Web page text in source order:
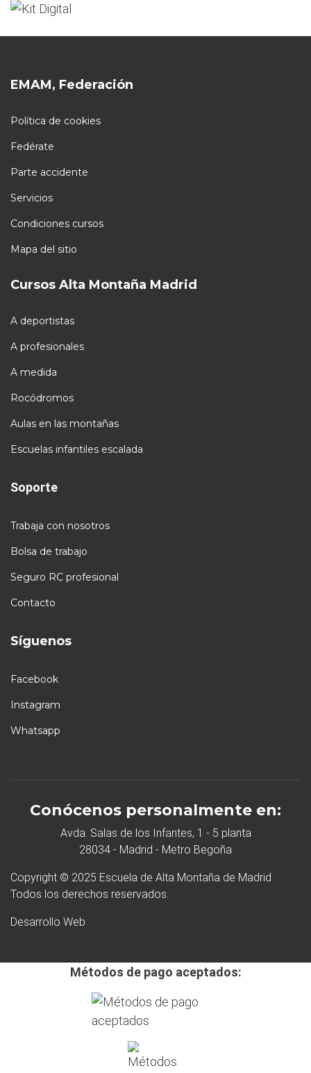
EMAM, Federación
Política de cookies
Fedérate
Parte accidente
Servicios
Condiciones cursos
Mapa del sitio
Cursos Alta Montaña Madrid
A deportistas
A profesionales
A medida
Rocódromos
Aulas en las montañas
Escuelas infantiles escalada
Soporte
Trabaja con nosotros
Bolsa de trabajo
Seguro RC profesional
Contacto
Síguenos
Facebook
Instagram
Whatsapp
Conócenos personalmente en:
Avda. Salas de los Infantes, 1 - 5 planta
28034 - Madrid - Metro Begoña
Copyright © 2025 Escuela de Alta Montaña de Madrid
Todos los derechos reservados.
Desarrollo Web
Métodos de pago aceptados: